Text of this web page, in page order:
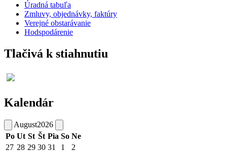
Úradná tabuľa
Zmluvy, objednávky, faktúry
Verejné obstarávanie
Hodspodárenie
Tlačivá k stiahnutiu
Kalendár
August2026
Po Ut St Št Pia So Ne
27 28 29 30 31 1
2